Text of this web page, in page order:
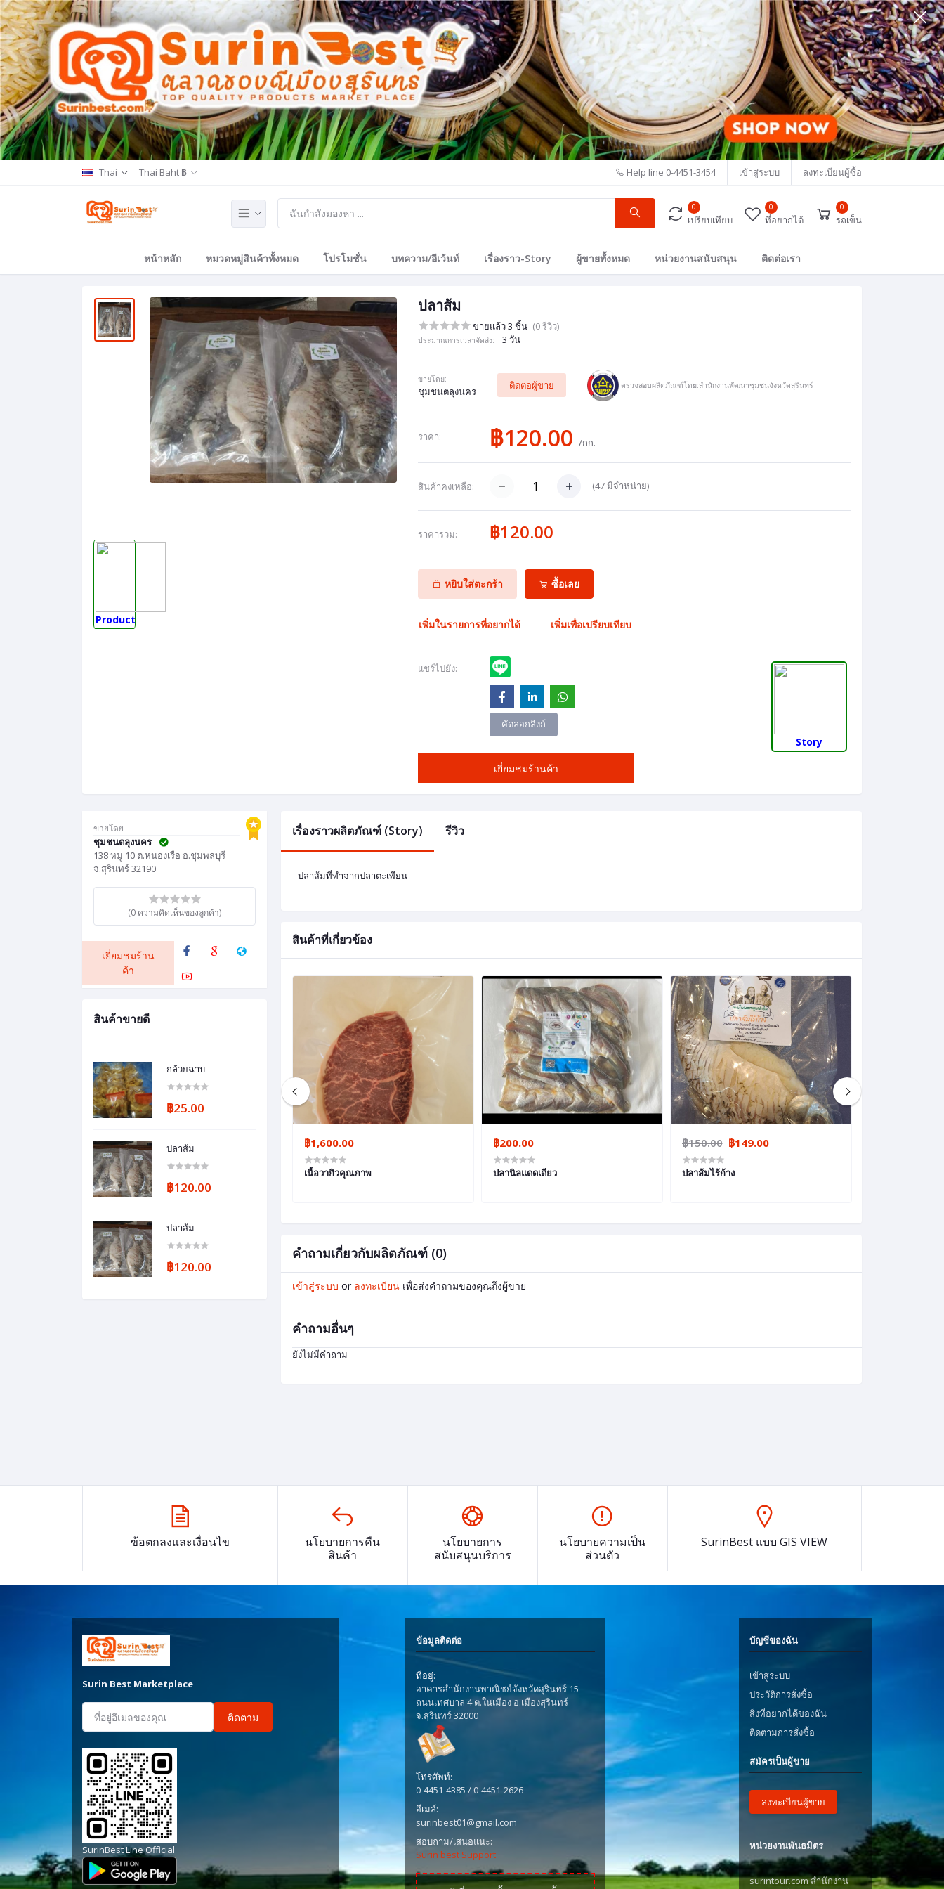
Thai Thai Baht ฿ Help line 0-4451-3454 เข้าสู่ระบบ ลงทะเบียนผู้ซื้อ
0
เปรียบเทียบ
0
ที่อยากได้
0
รถเข็น
หน้าหลัก หมวดหมู่สินค้าทั้งหมด โปรโมชั่น บทความ/อีเว้นท์ เรื่องราว-Story ผู้ขายทั้งหมด หน่วยงานสนับสนุน ติดต่อเรา
Product
ปลาส้ม
ขายแล้ว 3 ชิ้น (0 รีวิว)
ประมาณการเวลาจัดส่ง: 3 วัน
ขายโดย:
ชุมชนตลุงนคร
ติดต่อผู้ขาย ตรวจสอบผลิตภัณฑ์โดย:สำนักงานพัฒนาชุมชนจังหวัดสุรินทร์
ราคา: ฿120.00/กก.
สินค้าคงเหลือ: (47มีจำหน่าย)
ราคารวม: ฿120.00
หยิบใส่ตะกร้า ซื้อเลย
เพิ่มในรายการที่อยากได้ เพิ่มเพื่อเปรียบเทียบ
แชร์ไปยัง:
คัดลอกลิงก์
เยี่ยมชมร้านค้า
Story
ขายโดย
ชุมชนตลุงนคร
138 หมู่ 10 ต.หนองเรือ อ.ชุมพลบุรี
จ.สุรินทร์ 32190
(0 ความคิดเห็นของลูกค้า)
เยี่ยมชมร้าน
ค้า
สินค้าขายดี
กล้วยฉาบ
฿25.00
ปลาส้ม
฿120.00
ปลาส้ม
฿120.00
เรื่องราวผลิตภัณฑ์ (Story) รีวิว
ปลาส้มที่ทำจากปลาตะเพียน
สินค้าที่เกี่ยวข้อง
฿150.00
ปลาส้มตะเพียนไร้ก้าง
฿1,600.00
เนื้อวากิวคุณภาพ
฿200.00
ปลานิลแดดเดียว
฿150.00 ฿149.00
ปลาส้มไร้ก้าง
คำถามเกี่ยวกับผลิตภัณฑ์ (0)
เข้าสู่ระบบ or ลงทะเบียน เพื่อส่งคำถามของคุณถึงผู้ขาย
คำถามอื่นๆ
ยังไม่มีคำถาม
ข้อตกลงและเงื่อนไข
นโยบายการคืน
สินค้า
นโยบายการ
สนับสนุนบริการ
นโยบายความเป็น
ส่วนตัว
SurinBest แบบ GIS VIEW
Surin Best Marketplace
ติดตาม
SurinBest Line Official
ข้อมูลติดต่อ
ที่อยู่:
อาคารสำนักงานพาณิชย์จังหวัดสุรินทร์ 15
ถนนเทศบาล 4 ต.ในเมือง อ.เมืองสุรินทร์
จ.สุรินทร์ 32000
โทรศัพท์:
0-4451-4385 / 0-4451-2626
อีเมล์:
surinbest01@gmail.com
สอบถาม/เสนอแนะ:
Surin best Support
บัญชีของฉัน
เข้าสู่ระบบ
ประวัติการสั่งซื้อ
สิ่งที่อยากได้ของฉัน
ติดตามการสั่งซื้อ
สมัครเป็นผู้ขาย
ลงทะเบียนผู้ขาย
หน่วยงานพันธมิตร
surintour.com สำนักงาน